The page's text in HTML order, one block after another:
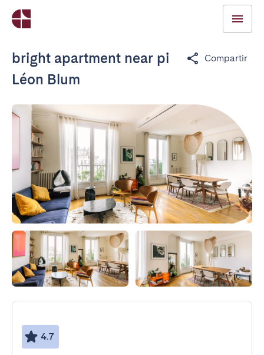
bright apartment near pi
Léon Blum
Compartir
4.7